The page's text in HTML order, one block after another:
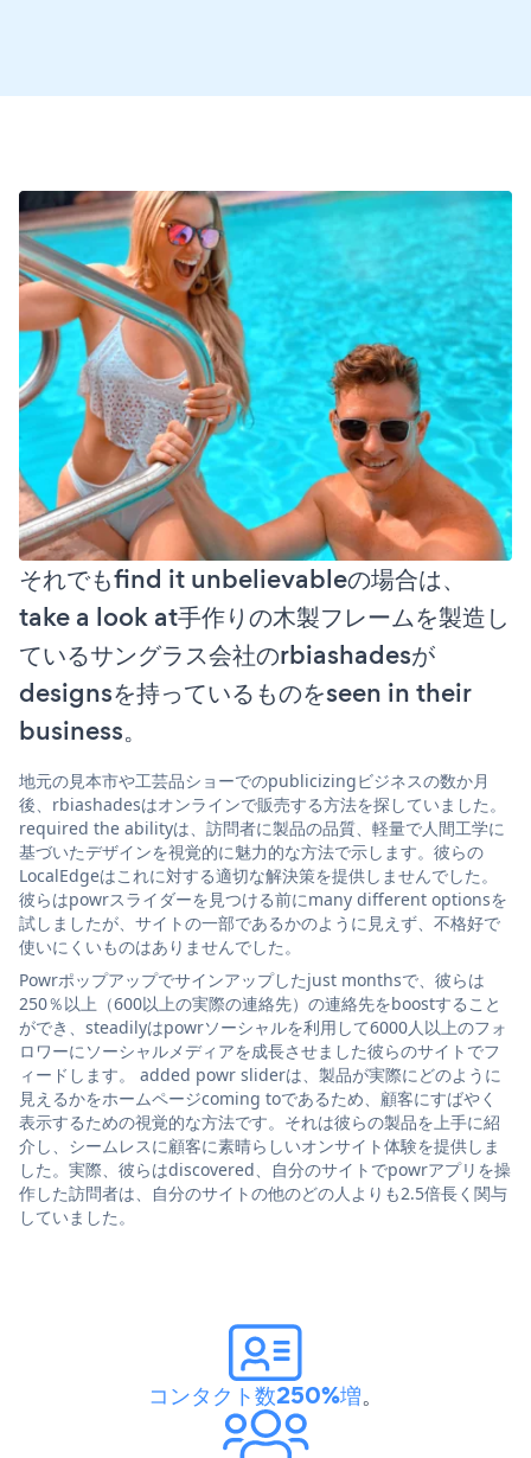
それでもfind it unbelievableの場合は、
take a look at手作りの木製フレームを製造し
ているサングラス会社のrbiashadesが
designsを持っているものをseen in their
business。
地元の見本市や工芸品ショーでのpublicizingビジネスの数か月
後、rbiashadesはオンラインで販売する方法を探していました。
required the abilityは、訪問者に製品の品質、軽量で人間工学に
基づいたデザインを視覚的に魅力的な方法で示します。彼らの
LocalEdgeはこれに対する適切な解決策を提供しませんでした。
彼らはpowrスライダーを見つける前にmany different optionsを
試しましたが、サイトの一部であるかのように見えず、不格好で
使いにくいものはありませんでした。
Powrポップアップでサインアップしたjust monthsで、彼らは
250％以上（600以上の実際の連絡先）の連絡先をboostすること
ができ、steadilyはpowrソーシャルを利用して6000人以上のフォ
ロワーにソーシャルメディアを成長させました彼らのサイトでフ
ィードします。 added powr sliderは、製品が実際にどのように
見えるかをホームページcoming toであるため、顧客にすばやく
表示するための視覚的な方法です。それは彼らの製品を上手に紹
介し、シームレスに顧客に素晴らしいオンサイト体験を提供しま
した。実際、彼らはdiscovered、自分のサイトでpowrアプリを操
作した訪問者は、自分のサイトの他のどの人よりも2.5倍長く関与
していました。
コンタクト数250%増。